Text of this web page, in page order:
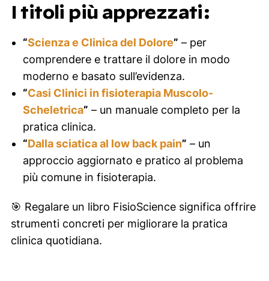
I titoli più apprezzati:
“Scienza e Clinica del Dolore” – per
comprendere e trattare il dolore in modo
moderno e basato sull’evidenza.
“Casi Clinici in fisioterapia Muscolo-
Scheletrica” – un manuale completo per la
pratica clinica.
“Dalla sciatica al low back pain” – un
approccio aggiornato e pratico al problema
più comune in fisioterapia.
🎯 Regalare un libro FisioScience significa offrire
strumenti concreti per migliorare la pratica
clinica quotidiana.